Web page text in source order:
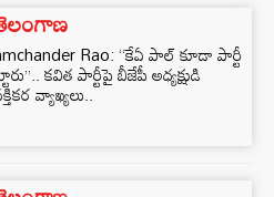
Rao: “కేఏ పాల్ కూడా పార్టీ
కవిత పార్టీపై బీజేపీ అధ్యక్షుడి
వ్యాఖ్యలు..